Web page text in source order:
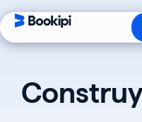
al
contenido